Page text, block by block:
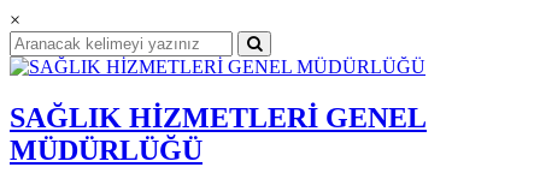
×
SAĞLIK HİZMETLERİ GENEL
MÜDÜRLÜĞÜ